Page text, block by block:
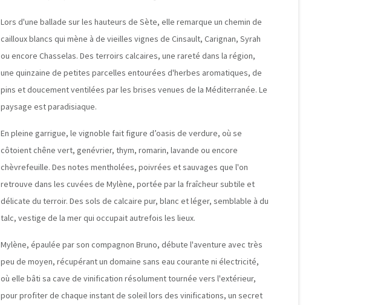
Lors d'une ballade sur les hauteurs de Sète, elle remarque un chemin de
cailloux blancs qui mène à de vieilles vignes de Cinsault, Carignan, Syrah
ou encore Chasselas. Des terroirs calcaires, une rareté dans la région,
une quinzaine de petites parcelles entourées d'herbes aromatiques, de
pins et doucement ventilées par les brises venues de la Méditerranée. Le
paysage est paradisiaque.
En pleine garrigue, le vignoble fait figure d’oasis de verdure, où se
côtoient chêne vert, genévrier, thym, romarin, lavande ou encore
chèvrefeuille. Des notes mentholées, poivrées et sauvages que l'on
retrouve dans les cuvées de Mylène, portée par la fraîcheur subtile et
délicate du terroir. Des sols de calcaire pur, blanc et léger, semblable à du
talc, vestige de la mer qui occupait autrefois les lieux.
Mylène, épaulée par son compagnon Bruno, débute l'aventure avec très
peu de moyen, récupérant un domaine sans eau courante ni électricité,
où elle bâti sa cave de vinification résolument tournée vers l'extérieur,
pour profiter de chaque instant de soleil lors des vinifications, un secret